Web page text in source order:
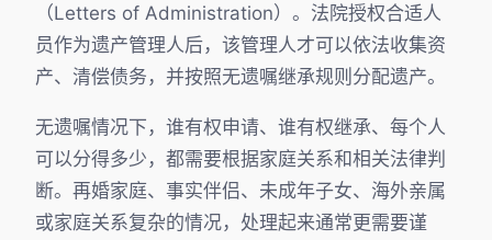
（Letters of Administration）。法院授权合适人
员作为遗产管理人后，该管理人才可以依法收集资
产、清偿债务，并按照无遗嘱继承规则分配遗产。
无遗嘱情况下，谁有权申请、谁有权继承、每个人
可以分得多少，都需要根据家庭关系和相关法律判
断。再婚家庭、事实伴侣、未成年子女、海外亲属
或家庭关系复杂的情况，处理起来通常更需要谨